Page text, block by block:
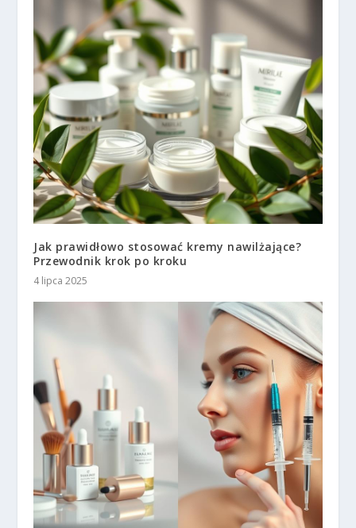
Jak prawidłowo stosować kremy nawilżające?
Przewodnik krok po kroku
4 lipca 2025